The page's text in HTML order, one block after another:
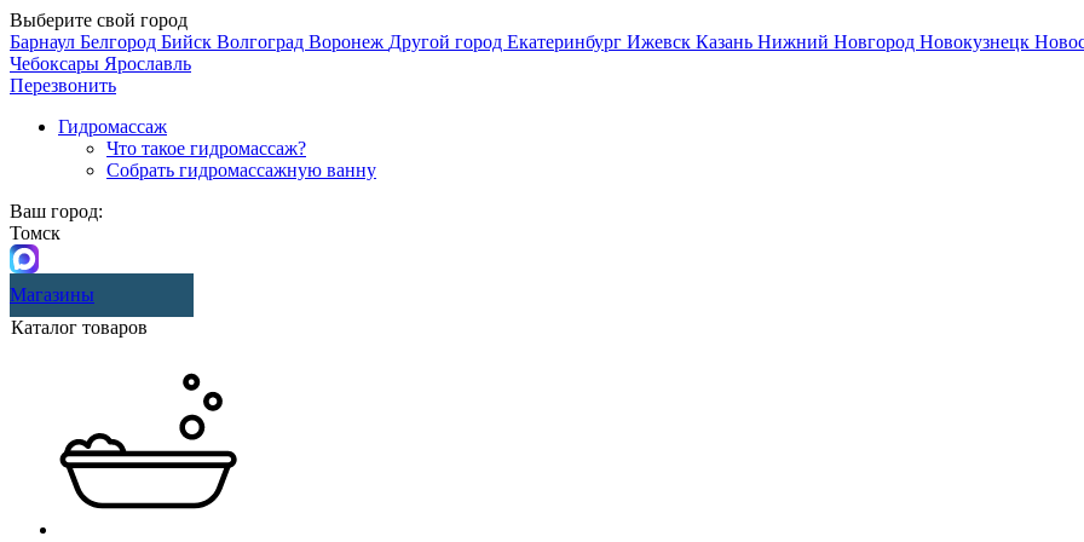
Выберите свой город
Барнаул Белгород Бийск Волгоград Воронеж Другой город Екатеринбург Ижевск Казань Нижний Новгород Новокузнецк
Чебоксары Ярославль
Перезвонить
Гидромассаж
Что такое гидромассаж?
Собрать гидромассажную ванну
Ваш город:
Томск
Магазины
Каталог товаров